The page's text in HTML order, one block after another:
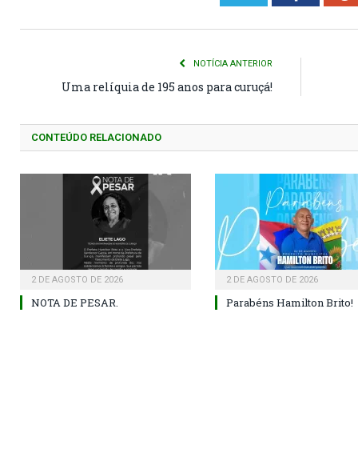
NOTÍCIA ANTERIOR
Uma relíquia de 195 anos para curuçá!
CONTEÚDO RELACIONADO
2 DE AGOSTO DE 2026
NOTA DE PESAR.
2 DE AGOSTO DE 2026
Parabéns Hamilton Brito!